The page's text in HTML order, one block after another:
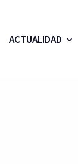
ACTUALIDAD